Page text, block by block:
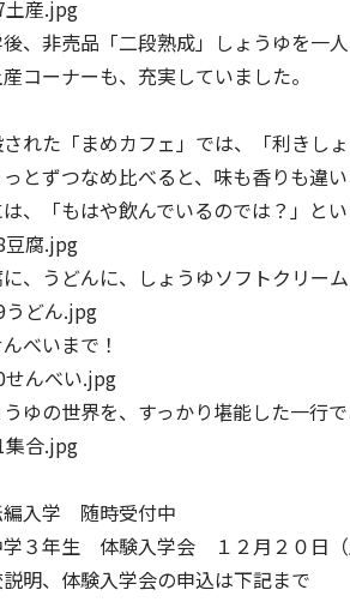
、非売品「二段熟成」しょうゆを一
コーナーも、充実していました。
れた「まめカフェ」では、「利きしょ
とずつなめ比べると、味も香りも違い
、「もはや飲んでいるのでは？」とい
、うどんに、しょうゆソフトクリーム
べいまで！
うゆの世界を、すっかり堪能した一行で
編入学 随時受付中
学３年生 体験入学会 １２月２０日
明、体験入学会の申込は下記まで